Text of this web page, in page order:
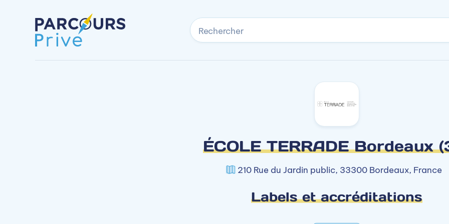
Rechercher
ÉCOLE TERRADE Bordeaux
210 Rue du Jardin public, 33300 Bordeaux, France
Labels et accréditations